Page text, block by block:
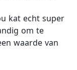
kat echt super
om te
waarde van